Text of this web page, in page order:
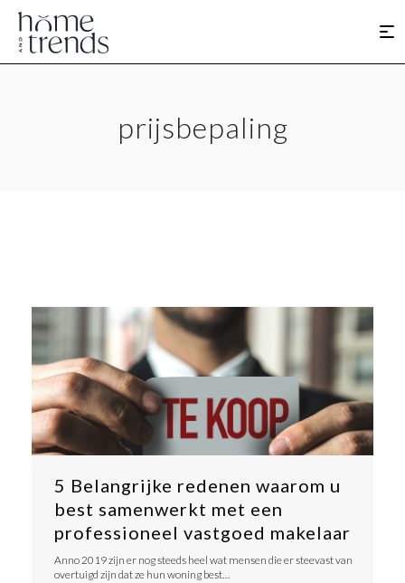
prijsbepaling
5 Belangrijke redenen waarom u
best samenwerkt met een
professioneel vastgoed makelaar
Anno 2019 zijn er nog steeds heel wat mensen die er steevast van
overtuigd zijn dat ze hun woning best…